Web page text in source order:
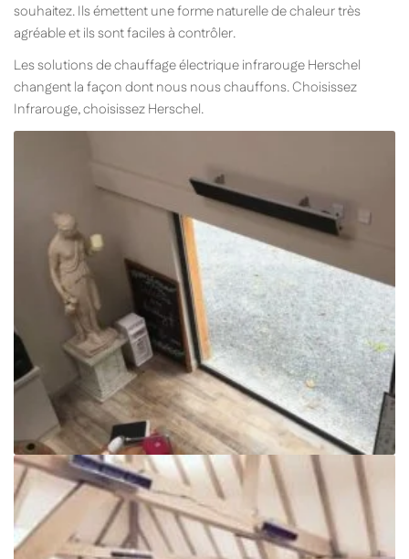
souhaitez. Ils émettent une forme naturelle de chaleur très
agréable et ils sont faciles à contrôler.
Les solutions de chauffage électrique infrarouge Herschel
changent la façon dont nous nous chauffons. Choisissez
Infrarouge, choisissez Herschel.